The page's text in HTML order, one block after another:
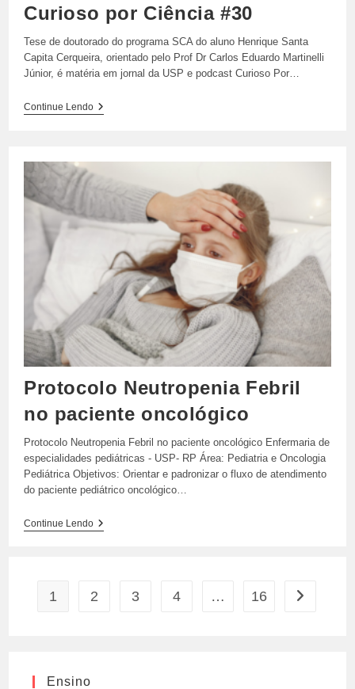
Curioso por Ciência #30
Tese de doutorado do programa SCA do aluno Henrique Santa
Capita Cerqueira, orientado pelo Prof Dr Carlos Eduardo Martinelli
Júnior, é matéria em jornal da USP e podcast Curioso Por…
Continue LendoCurioso
Protocolo Neutropenia Febril
no paciente oncológico
Protocolo Neutropenia Febril no paciente oncológico Enfermaria de
especialidades pediátricas - USP- RP Área: Pediatria e Oncologia
Pediátrica Objetivos: Orientar e padronizar o fluxo de atendimento
do paciente pediátrico oncológico…
Continue LendoProtocolo
1 2 3 4 … 16 Ir para a
Ensino